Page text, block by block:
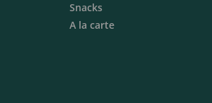
Snacks
A la carte